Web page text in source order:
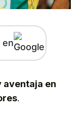
en
aventaja en
.